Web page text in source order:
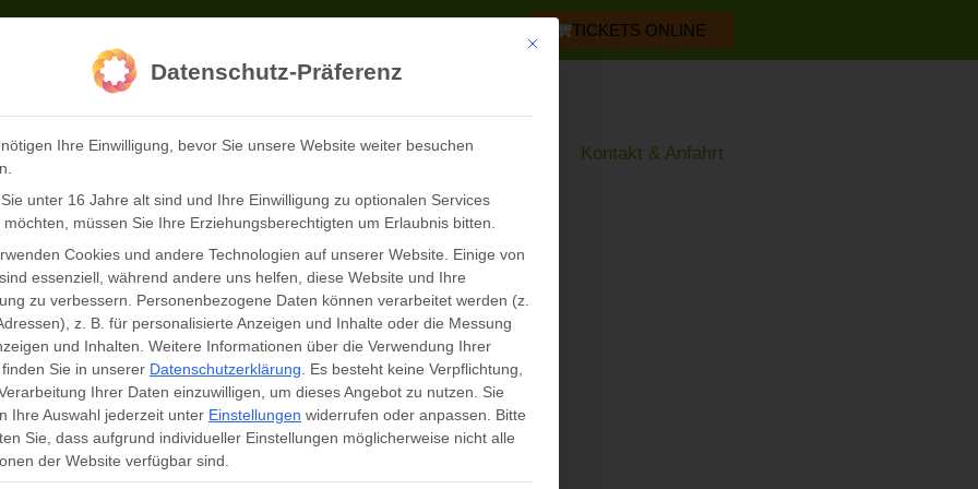
TICKETS ONLINE
Wildpark Preise Öffnungszeiten Infos Kontakt & Anfahrt
Alle Veranstaltungen
Diese Veranstaltung hat bereits stattgefunden.
Mit diesem Button wird der Dialog geschlossen. Seine Funktionalität ist
Datenschutz-Präferenz
Ihre Einwilligung, bevor Sie unsere Website weiter besuchen
unter 16 Jahre alt sind und Ihre Einwilligung zu optionalen Services
müssen Sie Ihre Erziehungsberechtigten um Erlaubnis bitten.
Cookies und andere Technologien auf unserer Website. Einige von
essenziell, während andere uns helfen, diese Website und Ihre
zu verbessern.
Personenbezogene Daten können verarbeitet werden (z.
z. B. für personalisierte Anzeigen und Inhalte oder die Messung
und Inhalten. Weitere Informationen über die Verwendung Ihrer
Sie in unserer Datenschutzerklärung
Es besteht keine Verpflichtung,
Ihrer Daten einzuwilligen, um dieses Angebot zu nutzen.
Sie
Ihre Auswahl jederzeit unter Einstellungen widerrufen oder anpassen.
Bitte
Sie, dass aufgrund individueller Einstellungen möglicherweise nicht alle
der Website verfügbar sind.